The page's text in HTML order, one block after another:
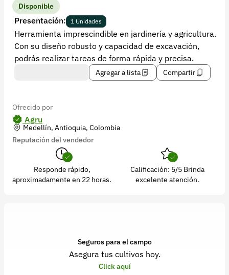
Disponible
Presentación: 1 Unidades
Herramienta imprescindible en jardinería y agricultura.
Con su diseño robusto y capacidad de excavación,
podrás realizar tareas de forma rápida y precisa.
Agregar a lista Compartir
Ofrecido por
Agru
Medellín, Antioquia, Colombia
Reputación del vendedor
Responde rápido,
aproximadamente en 22 horas.
Calificación: 5/5 Brinda
excelente atención.
Seguros para el campo
Asegura tus cultivos hoy.
Click aquí
Contacto
Soporte
+57 323 2931928
Versión 5.45.0
Síguenos